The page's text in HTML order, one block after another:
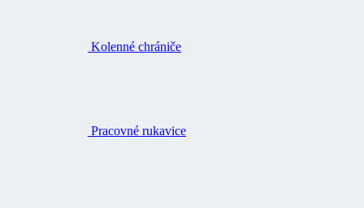
Kolenné chrániče
Pracovné rukavice